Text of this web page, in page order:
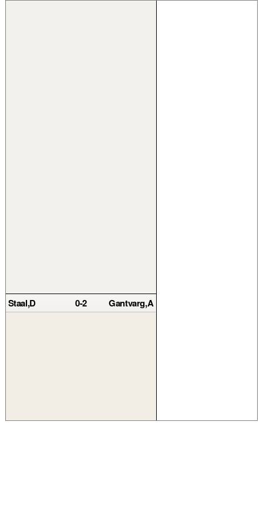
Staal,D 0-2 Gantvarg,A